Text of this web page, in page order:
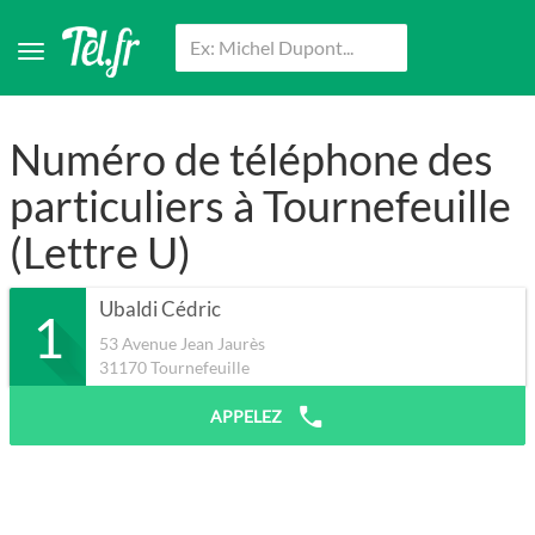
Numéro de téléphone des
particuliers à Tournefeuille
(Lettre U)
1 Ubaldi Cédric
53 Avenue Jean Jaurès
31170Tournefeuille
APPELEZ